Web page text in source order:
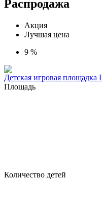
Распродажа
Акция
Лучшая цена
9 %
Детская игровая
Площадь
Количество детей